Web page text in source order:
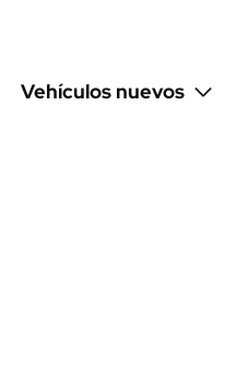
Vehículos nuevos